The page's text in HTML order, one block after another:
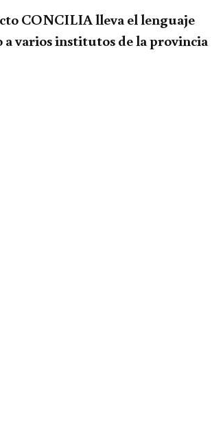
CONCILIA lleva el lenguaje
a varios institutos de la provincia